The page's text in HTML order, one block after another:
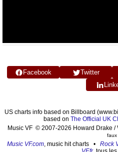
Facebook Twitter
US charts info based on Billboard
based on The Official UK
Music VF © 2007-2026 Howard Drake /
faux
Music VF.com, music hit charts • Rock